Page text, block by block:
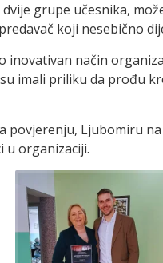
grupe učesnika,
koji nesebično
inovativan način
imali priliku da prođu
povjerenju, Ljubomiru
u organizaciji.